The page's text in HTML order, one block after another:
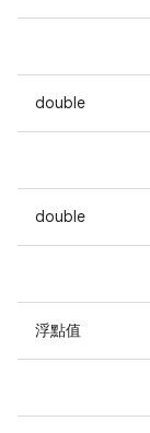
double
double
浮點值